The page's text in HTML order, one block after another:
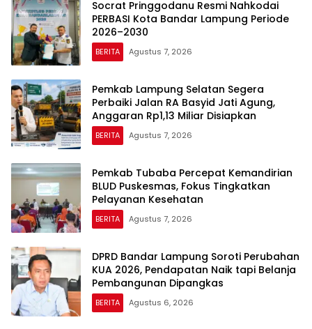
Socrat Pringgodanu Resmi Nahkodai
PERBASI Kota Bandar Lampung Periode
2026–2030
BERITA Agustus 7, 2026
Pemkab Lampung Selatan Segera
Perbaiki Jalan RA Basyid Jati Agung,
Anggaran Rp1,13 Miliar Disiapkan
BERITA Agustus 7, 2026
Pemkab Tubaba Percepat Kemandirian
BLUD Puskesmas, Fokus Tingkatkan
Pelayanan Kesehatan
BERITA Agustus 7, 2026
DPRD Bandar Lampung Soroti Perubahan
KUA 2026, Pendapatan Naik tapi Belanja
Pembangunan Dipangkas
BERITA Agustus 6, 2026